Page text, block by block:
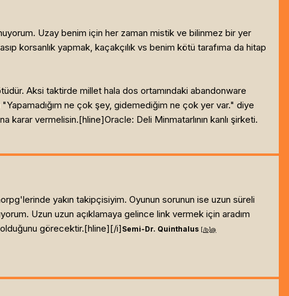
Uzay benim için her zaman mistik ve bilinmez bir yer
korsanlık yapmak, kaçakçılık vs benim kötü tarafıma da hitap
Aksi taktirde millet hala dos ortamındaki abandonware
ne çok şey, gidemediğim ne çok yer var." diye
karar vermelisin.[hline]Oracle: Deli Minmatarlının kanlı şirketi.
yakın takipçisiyim. Oyunun sorunun ise uzun süreli
Uzun uzun açıklamaya gelince link vermek için aradım
olduğunu görecektir.[hline][/i] Semi-Dr. Quinthalus [/b]@